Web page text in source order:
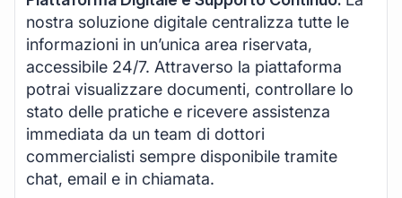
nostra soluzione digitale centralizza tutte le
informazioni in un’unica area riservata,
accessibile 24/7. Attraverso la piattaforma
potrai visualizzare documenti, controllare lo
stato delle pratiche e ricevere assistenza
immediata da un team di dottori
commercialisti sempre disponibile tramite
chat, email e in chiamata.